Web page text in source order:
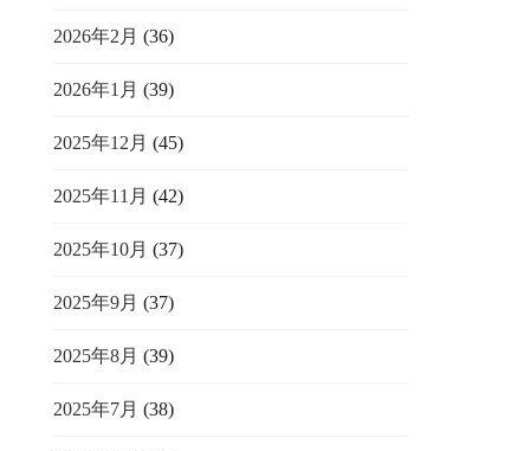
2026年2月 (36)
2026年1月 (39)
2025年12月 (45)
2025年11月 (42)
2025年10月 (37)
2025年9月 (37)
2025年8月 (39)
2025年7月 (38)